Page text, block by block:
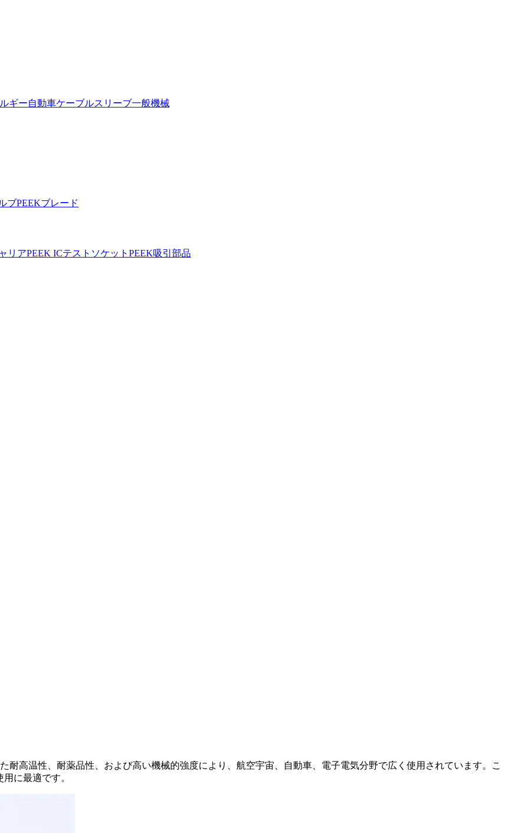
ギー自動車ケーブルスリーブ一般機械
ブPEEKブレード
リアPEEK ICテストソケット PEEK吸引部品
耐高温性、耐薬品性、および高い機械的強度により、航空宇宙、自動車、電子電気分野で広く使用されています。こ
に最適です。